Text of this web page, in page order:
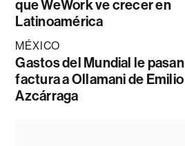
que WeWork ve crecer en
Latinoamérica
MÉXICO
Gastos del Mundial le pasan
factura a Ollamani de Emilio
Azcárraga